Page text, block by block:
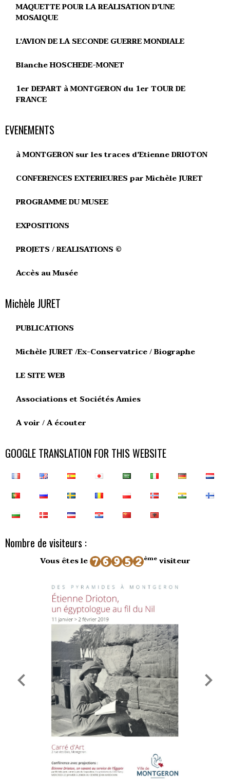
MAQUETTE POUR LA REALISATION D'UNE
MOSAIQUE
L'AVION DE LA SECONDE GUERRE MONDIALE
Blanche HOSCHEDE-MONET
1er DEPART à MONTGERON du 1er TOUR DE
FRANCE
EVENEMENTS
à MONTGERON sur les traces d'Etienne DRIOTON
CONFERENCES EXTERIEURES par Michèle JURET
PROGRAMME DU MUSEE
EXPOSITIONS
PROJETS / REALISATIONS ©
Accès au Musée
Michèle JURET
PUBLICATIONS
Michèle JURET /Ex-Conservatrice / Biographe
LE SITE WEB
Associations et Sociétés Amies
A voir / A écouter
GOOGLE TRANSLATION FOR THIS WEBSITE
Nombre de visiteurs :
Vous êtes le èmevisiteur